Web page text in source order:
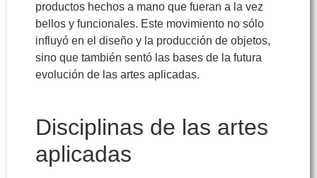
productos hechos a mano que fueran a la vez
bellos y funcionales. Este movimiento no sólo
influyó en el diseño y la producción de objetos,
sino que también sentó las bases de la futura
evolución de las artes aplicadas.
Disciplinas de las artes
aplicadas